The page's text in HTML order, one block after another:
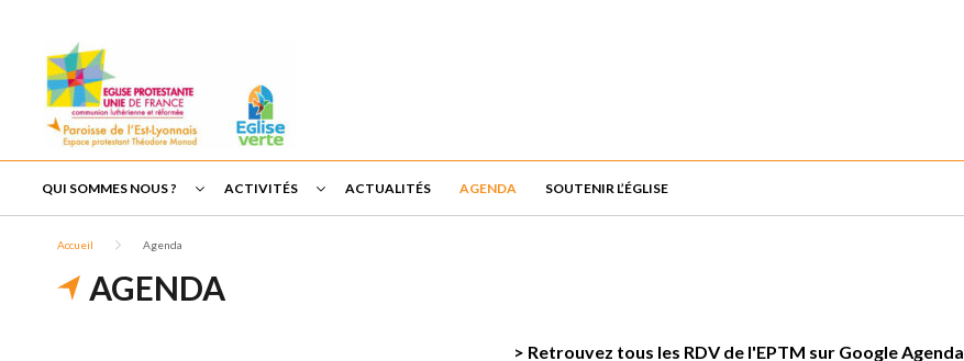
QUI SOMMES NOUS ? ACTIVITÉS ACTUALITÉS AGENDA SOUTENIR L’ÉGLISE
Accueil Agenda
AGENDA
> Retrouvez tous les RDV de l'EPTM sur Google Agenda